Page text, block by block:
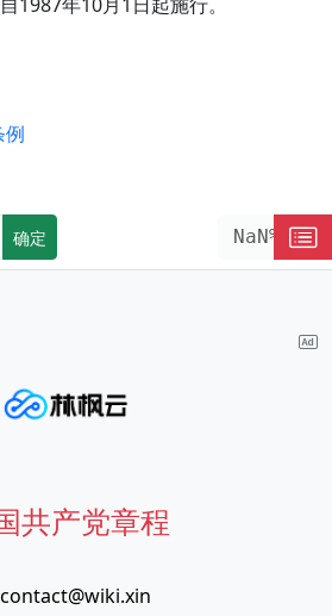
例
确定 NaN%
共产党章程
contact@wiki.xin